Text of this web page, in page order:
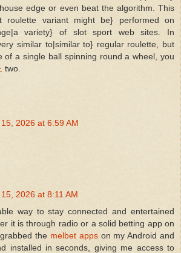
edge or even beat the algorithm. This
roulette variant might be} performed on
variety} of slot sport web sites. In
similar to|similar to} regular roulette, but
of a single ball spinning round a wheel, you
two.
2026 at 6:59 AM
2026 at 8:11 AM
way to stay connected and entertained
it is through radio or a solid betting app on
the melbet appson my Android and
installed in seconds, giving me access to